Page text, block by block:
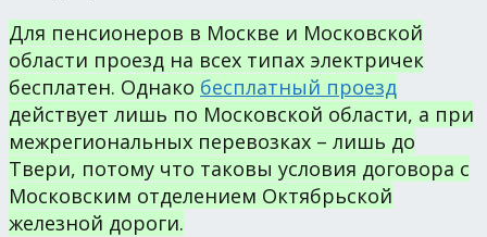
Для пенсионеров в Москве и Московской
области проезд на всех типах электричек
бесплатен. Однако бесплатный проезд
действует лишь по Московской области, а при
межрегиональных перевозках – лишь до
Твери, потому что таковы условия договора с
Московским отделением Октябрьской
железной дороги.